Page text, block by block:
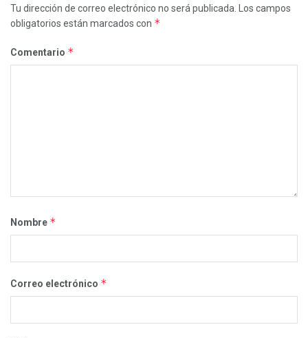
Tu dirección de correo electrónico no será publicada.
Los campos
obligatorios están marcados con *
Comentario *
Nombre *
Correo electrónico *